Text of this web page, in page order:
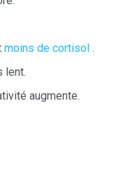
moins de cortisol .
lent.
augmente.